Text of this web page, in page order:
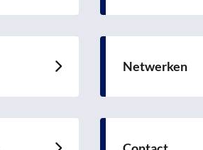
Netwerken
Lees